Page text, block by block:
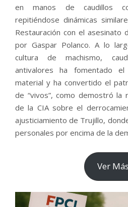
en manos de caudillos
repitiéndose dinámicas
Restauración con el asesinato
por Gaspar Polanco. A lo
cultura de machismo,
antivalores ha fomentado
material y ha convertido el
de “vivos”, como demostró la
de la CIA sobre el
ajusticiamiento de Trujillo,
personales por encima de la
Ver Más